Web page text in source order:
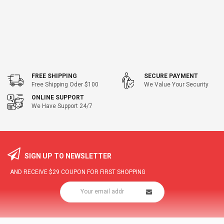
FREE SHIPPING
Free Shipping Oder $100
SECURE PAYMENT
We Value Your Security
ONLINE SUPPORT
We Have Support 24/7
SIGN UP TO NEWSLETTER
AND RECEIVE $29 COUPON FOR FIRST SHOPPING